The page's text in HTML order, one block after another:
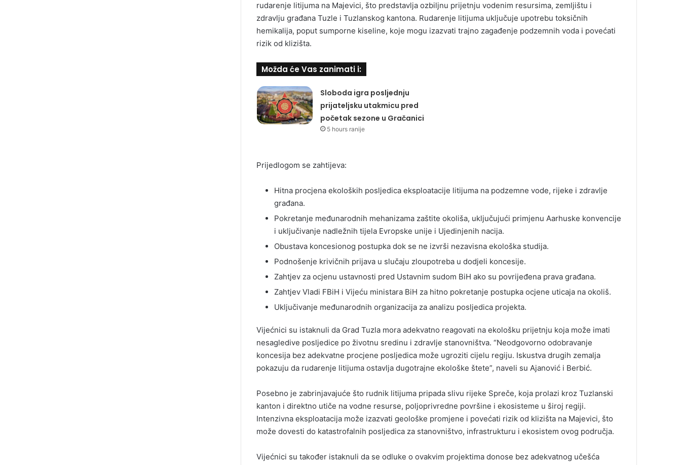
rudarenje litijuma na Majevici, što predstavlja ozbiljnu prijetnju vodenim resursima, zemljištu i
zdravlju građana Tuzle i Tuzlanskog kantona. Rudarenje litijuma uključuje upotrebu toksičnih
hemikalija, poput sumporne kiseline, koje mogu izazvati trajno zagađenje podzemnih voda i povećati
rizik od klizišta.
Možda će Vas zanimati i:
Sloboda igra posljednju
prijateljsku utakmicu pred
početak sezone u Gračanici
5 hours ranije
Prijedlogom se zahtijeva:
Hitna procjena ekoloških posljedica eksploatacije litijuma na podzemne vode, rijeke i zdravlje
građana.
Pokretanje međunarodnih mehanizama zaštite okoliša, uključujući primjenu Aarhuske konvencije
i uključivanje nadležnih tijela Evropske unije i Ujedinjenih nacija.
Obustava koncesionog postupka dok se ne izvrši nezavisna ekološka studija.
Podnošenje krivičnih prijava u slučaju zloupotreba u dodjeli koncesije.
Zahtjev za ocjenu ustavnosti pred Ustavnim sudom BiH ako su povrijeđena prava građana.
Zahtjev Vladi FBiH i Vijeću ministara BiH za hitno pokretanje postupka ocjene uticaja na okoliš.
Uključivanje međunarodnih organizacija za analizu posljedica projekta.
Vijećnici su istaknuli da Grad Tuzla mora adekvatno reagovati na ekološku prijetnju koja može imati
nesagledive posljedice po životnu sredinu i zdravlje stanovništva. “Neodgovorno odobravanje
koncesija bez adekvatne procjene posljedica može ugroziti cijelu regiju. Iskustva drugih zemalja
pokazuju da rudarenje litijuma ostavlja dugotrajne ekološke štete”, naveli su Ajanović i Berbić.
Posebno je zabrinjavajuće što rudnik litijuma pripada slivu rijeke Spreče, koja prolazi kroz Tuzlanski
kanton i direktno utiče na vodne resurse, poljoprivredne površine i ekosisteme u široj regiji.
Intenzivna eksploatacija može izazvati geološke promjene i povećati rizik od klizišta na Majevici, što
može dovesti do katastrofalnih posljedica za stanovništvo, infrastrukturu i ekosistem ovog područja.
Vijećnici su također istaknuli da se odluke o ovakvim projektima donose bez adekvatnog učešća